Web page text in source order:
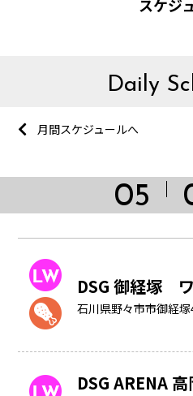
スケジ
Daily
月間スケジュールへ
05
DSG 御経塚
石川県野々市市御経
DSG ARENA